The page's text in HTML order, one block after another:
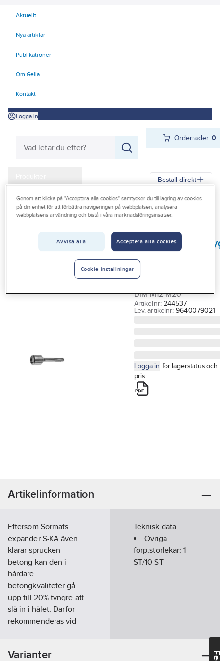
Aktuellt
Nya artiklar
Publikationer
Om Gelia
Kontakt
Logga in
Orderrader:0
Outlet
Beställ direkt
Gelia Produkter Infästning Betonginfästning Expanderskruv
SORMAT
SK-A Sormat
SORMAT S-KA 12-20 F
DIM M12-M20
Artikelnr: 244537
Lev. artikelnr: 9640079021
Logga in för lagerstatus och
pris
Artikelinformation
Eftersom Sormats
expander S-KA även
klarar sprucken
betong kan den i
hårdare
betongkvaliteter gå
upp till 20% tyngre att
slå in i hålet. Därför
rekommenderas vid
monteringsverktygen
Teknisk data
Övriga
förp.storlekar:1
ST/10 ST
Varianter
Genom att klicka på "Acceptera alla cookies" samtycker du till lagring av cookies
på din enhet för att förbättra navigeringen på webbplatsen, analysera
webbplatsens användning och bistå i våra marknadsföringsinsatser.
Avvisa alla Acceptera alla cookies
Cookie-inställningar